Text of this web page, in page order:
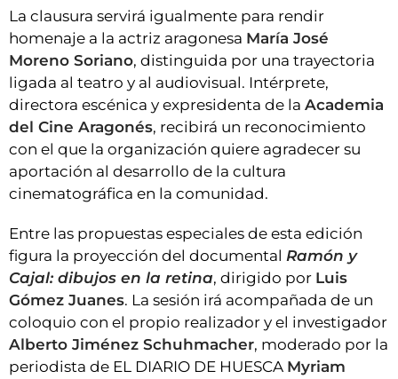
La clausura servirá igualmente para rendir
homenaje a la actriz aragonesa María José
Moreno Soriano, distinguida por una trayectoria
ligada al teatro y al audiovisual. Intérprete,
directora escénica y expresidenta de la Academia
del Cine Aragonés, recibirá un reconocimiento
con el que la organización quiere agradecer su
aportación al desarrollo de la cultura
cinematográfica en la comunidad.
Entre las propuestas especiales de esta edición
figura la proyección del documental Ramón y
Cajal: dibujos en la retina, dirigido por Luis
Gómez Juanes. La sesión irá acompañada de un
coloquio con el propio realizador y el investigador
Alberto Jiménez Schuhmacher, moderado por la
periodista de EL DIARIO DE HUESCA Myriam